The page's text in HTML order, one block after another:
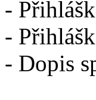
-
-
- Dopis